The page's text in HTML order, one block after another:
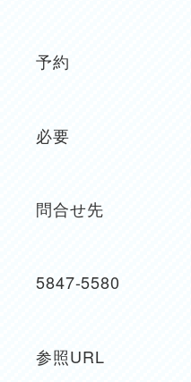
予約
必要
問合せ先
5847-5580
参照URL